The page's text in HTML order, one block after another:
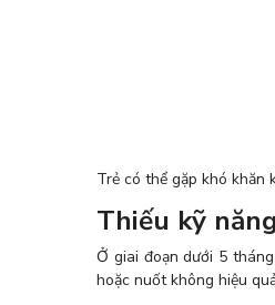
Trẻ có thể gặp khó khăn
Thiếu kỹ
Ở giai đoạn dưới 5
hoặc nuốt không hiệu